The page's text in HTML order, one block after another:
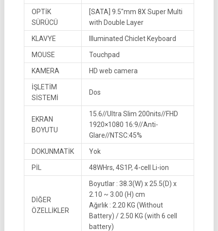
OPTİK
SÜRÜCÜ
[SATA] 9.5″mm 8X Super Multi
with Double Layer
KLAVYE Illuminated Chiclet Keyboard
MOUSE Touchpad
KAMERA HD web camera
İŞLETİM
SİSTEMİ
Dos
EKRAN
BOYUTU
15.6//Ultra Slim 200nits//FHD
1920×1080 16:9//Anti-
Glare//NTSC:45%
DOKUNMATİK Yok
PİL 48WHrs, 4S1P, 4-cell Li-ion
DİĞER
ÖZELLİKLER
Boyutlar : 38.3(W) x 25.5(D) x
2.10 ~ 3.00 (H) cm
Ağırlık : 2.20 KG (Without
Battery) / 2.50 KG (with 6 cell
battery)